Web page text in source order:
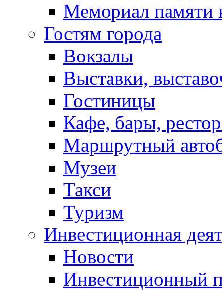
Мемориал памяти
Гостям города
Вокзалы
Выставки,
Гостиницы
Кафе, бары,
Маршрутный
Музеи
Такси
Туризм
Инвестиционная
Новости
Инвестиционный